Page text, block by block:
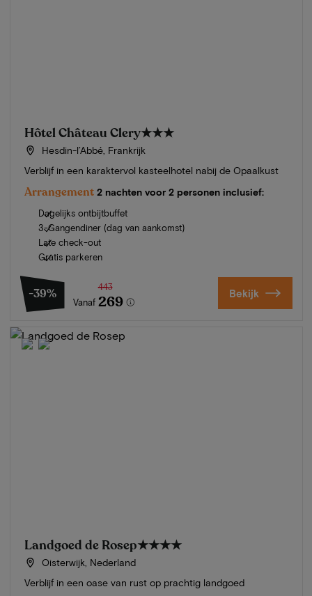
Hôtel Château Clery★★★
Hesdin-l’Abbé, Frankrijk
Verblijf in een karaktervol kasteelhotel nabij de Opaalkust
Arrangement 2 nachten voor 2 personen inclusief:
Dagelijks ontbijtbuffet
3-Gangendiner (dag van aankomst)
Late check-out
Gratis parkeren
-39%
Vanaf
443
269 Bekijk
Landgoed de Rosep★★★★
Oisterwijk, Nederland
Verblijf in een oase van rust op prachtig landgoed